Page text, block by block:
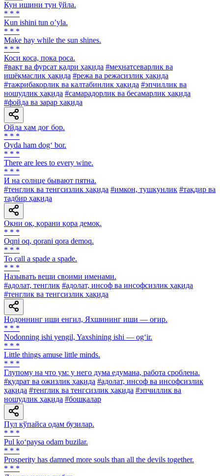
Кун ишини тун ўйла.
* * *
Kun ishini tun oʼyla.
* * *
Make hay while the sun shines.
* * *
Коси коса, пока роса.
#вақт ва фурсат қадри ҳақида #меҳнатсеварлик ва
ишёқмаслик ҳақида #режа ва режасизлик ҳақида
#тажрибакорлик ва калтабинлик ҳақида #эпчиллик ва
ношудлик ҳақида #самарадорлик ва бесамарлик ҳақида
#фойда ва зарар ҳақида
Ойда ҳам доғ бор.
* * *
Oyda ham dog‘ bor.
* * *
There are lees to every wine.
* * *
И на солнце бывают пятна.
#тенглик ва тенгсизлик ҳақида #имкон, тушкунлик #тақдир ва
тадбир ҳақида
Оқни оқ, қорани қора демоқ.
* * *
Oqni oq, qorani qora demoq.
* * *
To call a spade a spade.
* * *
Называть вещи своими именами.
#адолат, тенглик #адолат, инсоф ва инсофсизлик ҳақида
#тенглик ва тенгсизлик ҳақида
Нодоннинг иши енгил, Яхшининг иши — оғир.
* * *
Nodonning ishi yengil, Yaxshining ishi — og‘ir.
* * *
Little things amuse little minds.
* * *
Глупому на что ум: у него дума eдумана, работа сроблена.
#қудрат ва ожизлик ҳақида #адолат, инсоф ва инсофсизлик
ҳақида #тенглик ва тенгсизлик ҳақида #эпчиллик ва
ношудлик ҳақида #бошқалар
Пул кўпайса одам бузилар.
* * *
Pul ko‘paysa odam buzilar.
* * *
Prosperity has damned more souls than all the devils together.
* * *